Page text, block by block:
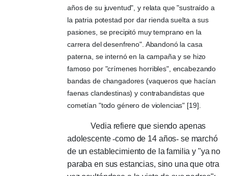
años de su juventud", y relata que "sustraído a
la patria potestad por dar rienda suelta a sus
pasiones, se precipitó muy temprano en la
carrera del desenfreno". Abandonó la casa
paterna, se internó en la campaña y se hizo
famoso por "crímenes horribles", encabezando
bandas de changadores (vaqueros que hacían
faenas clandestinas) y contrabandistas que
cometían "todo género de violencias" [19].
Vedia refiere que siendo apenas
adolescente-como de 14 años-se marchó
de un establecimiento de la familia y "ya no
paraba en sus estancias, sino una que otra